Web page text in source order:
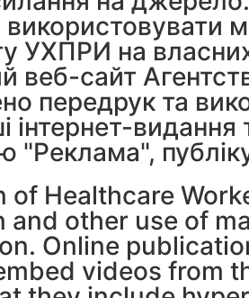
УХПРИ на
веб-сайт
передрук та
інтернет-видання
"Реклама",
Healthcare
and other use of
Online
videos from